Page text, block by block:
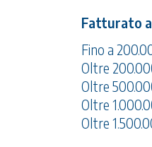
Fatturato
Fino a
Oltre
Oltre
Oltre
Oltre